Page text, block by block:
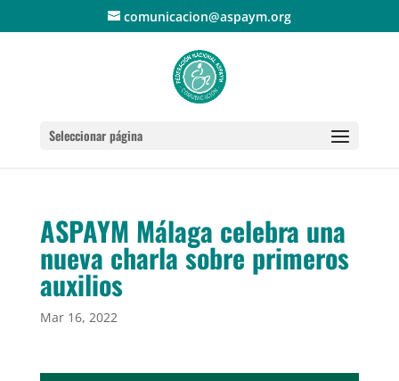
comunicacion@aspaym.org
Seleccionar página
ASPAYM Málaga celebra una
nueva charla sobre primeros
auxilios
Mar 16, 2022